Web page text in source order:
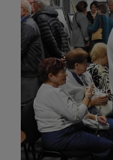
sztukę
W tej sekcji
poprzednich
malarstwo,
artystyczne.
do
biblioteki.